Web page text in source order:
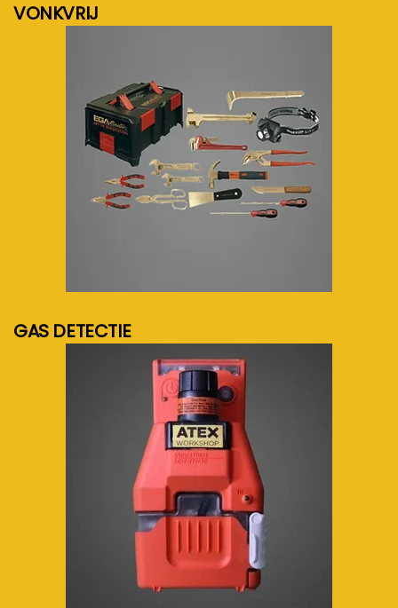
VONKVRIJ
GAS DETECTIE
meer info...